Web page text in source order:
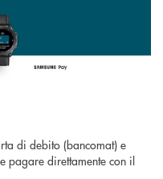
di debito (bancomat) e
pagare direttamente con il